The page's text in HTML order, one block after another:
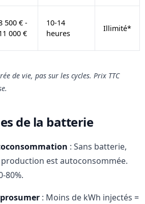
500 € -
000 €
10-14
heures
Illimité*
de vie, pas sur les cycles. Prix TTC
de la batterie
: Sans batterie,
production est autoconsommée.
80%.
: Moins de kWh injectés =